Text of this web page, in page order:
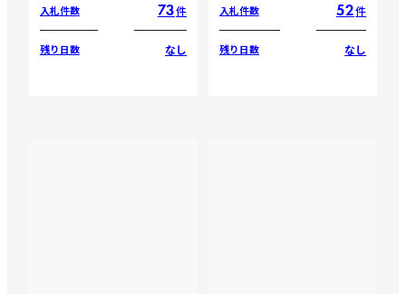
入札件数 73件
残り日数 なし
入札件数 52件
残り日数 なし